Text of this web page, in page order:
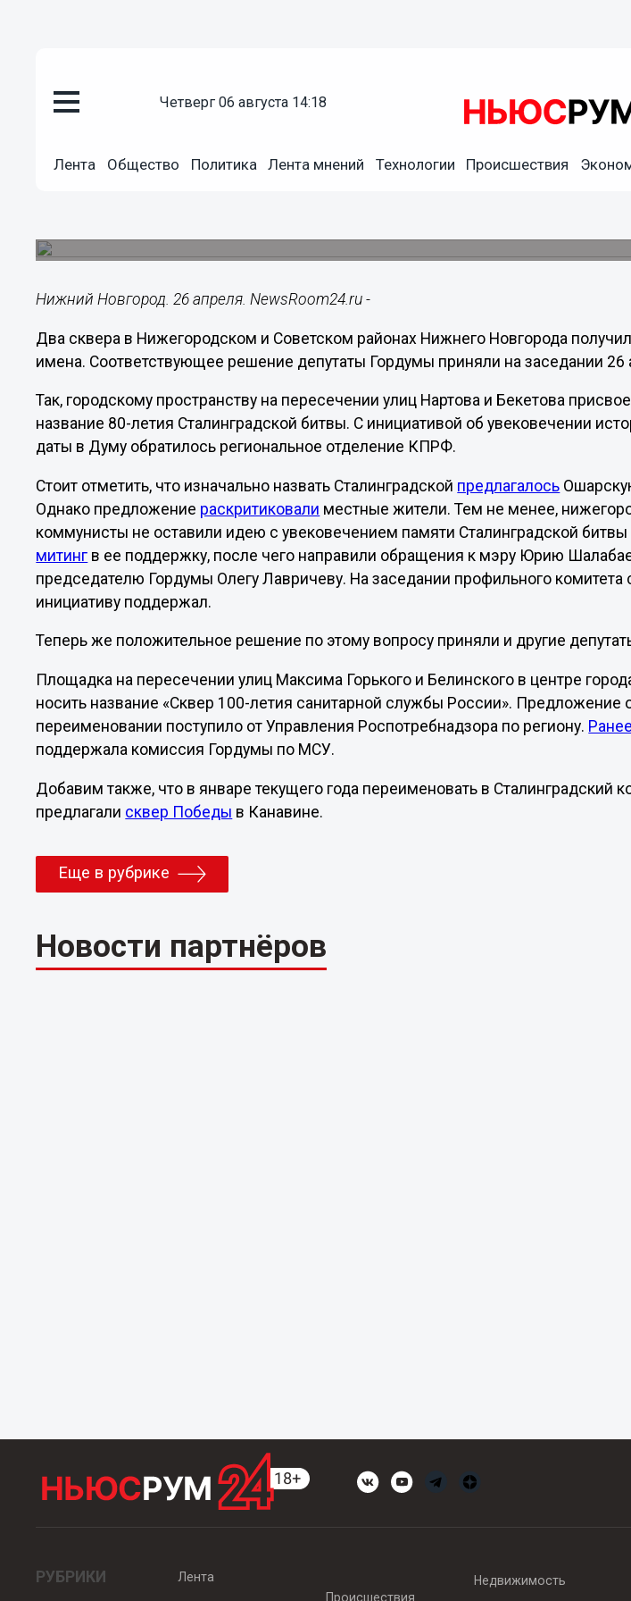
четверг 06 августа 14:18
Лента Общество Политика Лента мнений Технологии Происшествия
Новые имена присвоили двум скверам в Нижнем
Нижний Новгород. 26 апреля. NewsRoom24.ru -
Два сквера в Нижегородском и Советском районах Нижнего Новгорода
имена. Соответствующее решение депутаты Гордумы приняли на заседании 26
Так, городскому пространству на пересечении улиц Нартова и Бекетова
название 80-летия Сталинградской битвы. С инициативой об увековечении
даты в Думу обратилось региональное отделение КПРФ.
Стоит отметить, что изначально назвать Сталинградской предлагалось
Однако предложение раскритиковали местные жители. Тем не менее,
коммунисты не оставили идею с увековечением памяти Сталинградской битвы
митинг в ее поддержку, после чего направили обращения к мэру Юрию
председателю Гордумы Олегу Лавричеву. На заседании профильного комитета
инициативу поддержал.
Теперь же положительное решение по этому вопросу приняли и другие
Площадка на пересечении улиц Максима Горького и Белинского в центре
носить название «Сквер 100-летия санитарной службы России». Предложение
переименовании поступило от Управления Роспотребнадзора по региону. Ранее
поддержала комиссия Гордумы по МСУ.
Добавим также, что в январе текущего года переименовать в Сталинградский
предлагали сквер Победы в Канавине.
Еще в рубрике
Новости партнёров
РУБРИКИ
Лента
Происшествия
Недвижимость